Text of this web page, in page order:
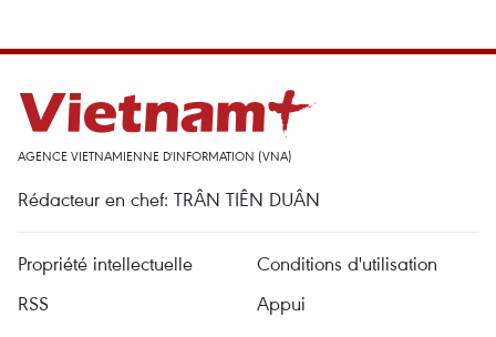
AGENCE VIETNAMIENNE D'INFORMATION (VNA)
Rédacteur en chef: TRÂN TIÊN DUÂN
Propriété intellectuelle
Conditions d'utilisation
RSS
Appui